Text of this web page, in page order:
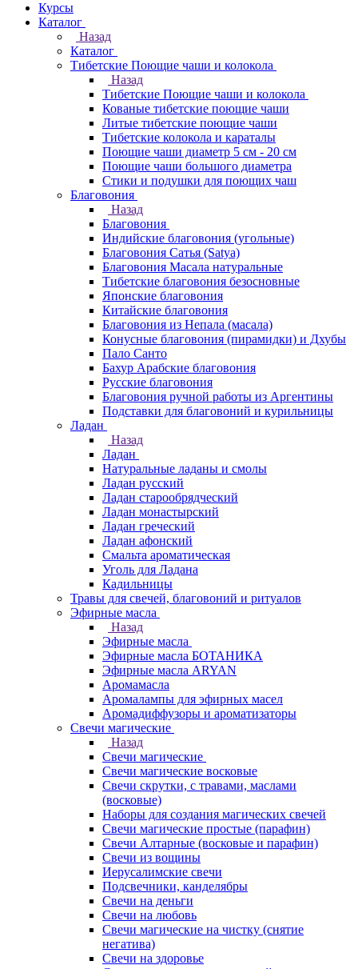
Курсы
Каталог
Назад
Каталог
Тибетские Поющие чаши и колокола
Назад
Тибетские Поющие чаши и колокола
Кованые тибетские поющие чаши
Литые тибетские поющие чаши
Тибетские колокола и караталы
Поющие чаши диаметр 5 см - 20 см
Поющие чаши большого диаметра
Стики и подушки для поющих чаш
Благовония
Назад
Благовония
Индийские благовония (угольные)
Благовония Сатья (Satya)
Благовония Масала натуральные
Тибетские благовония безосновные
Японские благовония
Китайские благовония
Благовония из Непала (масала)
Конусные благовония (пирамидки) и Дхубы
Пало Санто
Бахур Арабские благовония
Русские благовония
Благовония ручной работы из Аргентины
Подставки для благовоний и курильницы
Ладан
Назад
Ладан
Натуральные ладаны и смолы
Ладан русский
Ладан старообрядческий
Ладан монастырский
Ладан греческий
Ладан афонский
Смальта ароматическая
Уголь для Ладана
Кадильницы
Травы для свечей, благовоний и ритуалов
Эфирные масла
Назад
Эфирные масла
Эфирные масла БОТАНИКА
Эфирные масла ARYAN
Аромамасла
Аромалампы для эфирных масел
Аромадиффузоры и ароматизаторы
Свечи магические
Назад
Свечи магические
Свечи магические восковые
Свечи скрутки, с травами, маслами
(восковые)
Наборы для создания магических свечей
Свечи магические простые (парафин)
Свечи Алтарные (восковые и парафин)
Свечи из вощины
Иерусалимские свечи
Подсвечники, канделябры
Свечи на деньги
Свечи на любовь
Свечи магические на чистку (снятие
негатива)
Свечи на здоровье